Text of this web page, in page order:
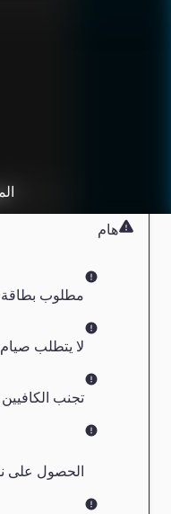
هام
مطلوب بطاقة
لا يتطلب صيام
تجنب الكافيين
الحصول على
باقات
محلول
فحص الصحة